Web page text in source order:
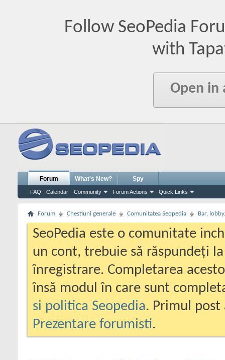
Follow SeoPedia
with
Open in
Forum
FAQ Calendar Community Forum Actions Quick Links
What's New? Spy
Forum Chestiuni generale Comunitatea Seopedia Bar,
SeoPedia este o comunitate
un cont, trebuie să răspundeți
înregistrare. Completarea
însă modul în care sunt
si politica Seopedia. Primul
Prezentare forumisti.